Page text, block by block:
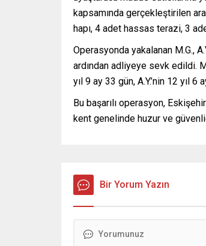
kapsamında gerçekleştirilen
hapı, 4 adet hassas terazi, 3
Operasyonda yakalanan M.G.,
ardından adliyeye sevk edildi.
yıl 9 ay 33 gün, A.Y.’nin 12 yıl
Bu başarılı operasyon,
kent genelinde huzur ve
Bir Yorum Yazın